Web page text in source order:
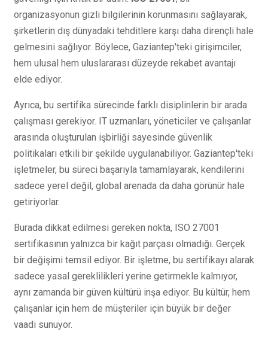
organizasyonun gizli bilgilerinin korunmasını sağlayarak,
şirketlerin dış dünyadaki tehditlere karşı daha dirençli hale
gelmesini sağlıyor. Böylece, Gaziantep'teki girişimciler,
hem ulusal hem uluslararası düzeyde rekabet avantajı
elde ediyor.
Ayrıca, bu sertifika sürecinde farklı disiplinlerin bir arada
çalışması gerekiyor. IT uzmanları, yöneticiler ve çalışanlar
arasında oluşturulan işbirliği sayesinde güvenlik
politikaları etkili bir şekilde uygulanabiliyor. Gaziantep'teki
işletmeler, bu süreci başarıyla tamamlayarak, kendilerini
sadece yerel değil, global arenada da daha görünür hale
getiriyorlar.
Burada dikkat edilmesi gereken nokta, ISO 27001
sertifikasının yalnızca bir kağıt parçası olmadığı. Gerçek
bir değişimi temsil ediyor. Bir işletme, bu sertifikayı alarak
sadece yasal gereklilikleri yerine getirmekle kalmıyor,
aynı zamanda bir güven kültürü inşa ediyor. Bu kültür, hem
çalışanlar için hem de müşteriler için büyük bir değer
vaadi sunuyor.